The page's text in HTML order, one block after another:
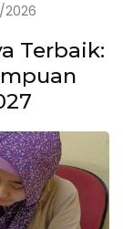
Terbaik: